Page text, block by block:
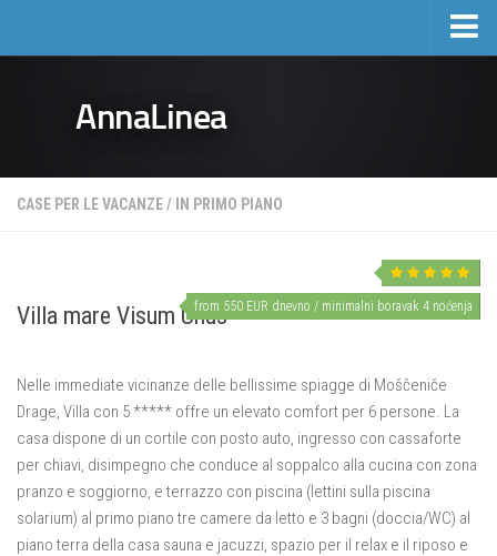
Turismo
Hotel
Immobiliare
Eventi
Draga di Moschiena e dintorni
Il Comune di Draga di Moschiena
Moschiena
AnnaLinea
CASE PER LE VACANZE/ IN PRIMO PIANO
from 550 EUR dnevno / minimalni boravak 4 noćenja
Villa mare Visum Unus
Nelle immediate vicinanze delle bellissime spiagge di Moščeniče
Drage, Villa con 5 ***** offre un elevato comfort per 6 persone. La
casa dispone di un cortile con posto auto, ingresso con cassaforte
per chiavi, disimpegno che conduce al soppalco alla cucina con zona
pranzo e soggiorno, e terrazzo con piscina (lettini sulla piscina
solarium) al primo piano tre camere da letto e 3 bagni (doccia/WC) al
piano terra della casa sauna e jacuzzi, spazio per il relax e il riposo e